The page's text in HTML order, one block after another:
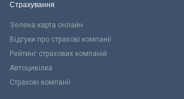
Страхування
Зелена карта онлайн
Відгуки про страхові компанії
Рейтинг страхових компаній
Автоцивілка
Страхові компанії